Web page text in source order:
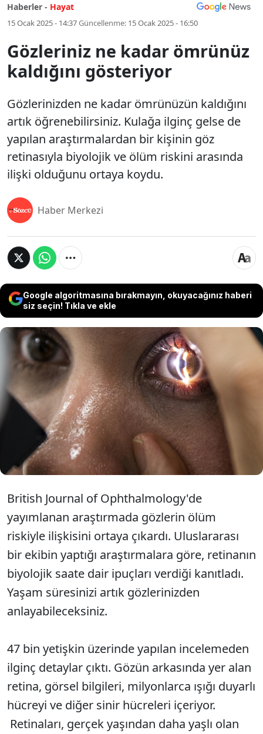
Haberler - Hayat
15 Ocak 2025 - 14:37Güncellenme: 15 Ocak 2025 - 16:50
Gözleriniz ne kadar ömrünüz
kaldığını gösteriyor
Gözlerinizden ne kadar ömrünüzün kaldığını
artık öğrenebilirsiniz. Kulağa ilginç gelse de
yapılan araştırmalardan bir kişinin göz
retinasıyla biyolojik ve ölüm riskini arasında
ilişki olduğunu ortaya koydu.
Haber Merkezi
Google algoritmasına bırakmayın, okuyacağınız haberi
siz seçin! Tıkla ve ekle
Gözlerinizden ne kadar ömrünüzün kaldığını
artık öğrenebilirsiniz. Kulağa ilginç gelse de
yapılan araştırmalardan bir kişinin göz
retinasıyla biyolojik ve ölüm riskini arasında
ilişki olduğunu ortaya koydu.
British Journal of Ophthalmology'de
yayımlanan araştırmada gözlerin ölüm
riskiyle ilişkisini ortaya çıkardı. Uluslararası
bir ekibin yaptığı araştırmalara göre, retinanın
biyolojik saate dair ipuçları verdiği kanıtladı.
Yaşam süresinizi artık gözlerinizden
anlayabileceksiniz.
47 bin yetişkin üzerinde yapılan incelemeden
ilginç detaylar çıktı. Gözün arkasında yer alan
retina, görsel bilgileri, milyonlarca ışığı duyarlı
hücreyi ve diğer sinir hücreleri içeriyor.
Retinaları, gerçek yaşından daha yaşlı olan